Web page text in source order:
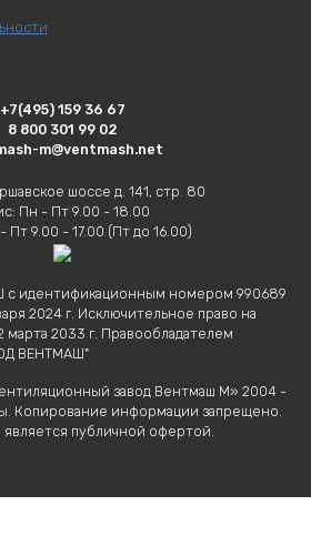
+7(495) 159 36 67
8 800 301 99 02
m@ventmash.net
шоссе д. 141, стр. 80
Пн - Пт 9.00 - 18.00
Пт 9.00 - 17.00 (Пт до 16.00)
с идентификационным номером 990689
2024 г. Исключительное право на
2033 г. Правообладателем
ВЕНТМАШ"
завод Вентмаш М» 2004 -
Копирование информации запрещено.
публичной офертой.